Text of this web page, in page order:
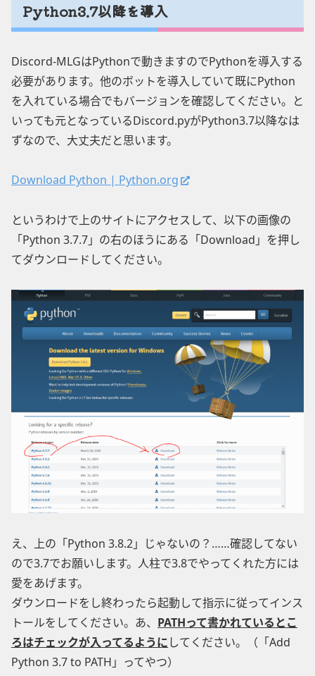
Python3.7以降を導入
Discord-MLGはPythonで動きますのでPythonを導入する
必要があります。他のボットを導入していて既にPython
を入れている場合でもバージョンを確認してください。と
いっても元となっているDiscord.pyがPython3.7以降なは
ずなので、大丈夫だと思います。
Download Python | Python.org
というわけで上のサイトにアクセスして、以下の画像の
「Python 3.7.7」の右のほうにある「Download」を押し
てダウンロードしてください。
え、上の「Python 3.8.2」じゃないの？……確認してない
ので3.7でお願いします。人柱で3.8でやってくれた方には
愛をあげます。
ダウンロードをし終わったら起動して指示に従ってインス
トールをしてください。あ、 PATHって書かれているとこ
ろはチェックが入ってるようにしてください。（「Add
Python 3.7 to PATH」ってやつ）